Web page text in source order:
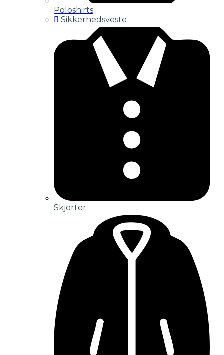
Poloshirts
Sikkerhedsveste
Skjorter